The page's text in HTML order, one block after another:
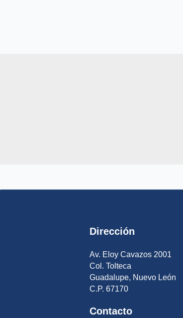
Dirección
Av. Eloy Cavazos 2001
Col. Tolteca
Guadalupe, Nuevo León
C.P. 67170
Contacto